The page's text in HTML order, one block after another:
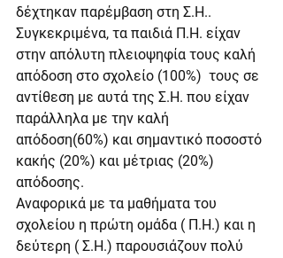
δέχτηκαν παρέμβαση στη Σ.Η..
Συγκεκριμένα, τα παιδιά Π.Η. είχαν
στην απόλυτη πλειοψηφία τους καλή
απόδοση στο σχολείο (100%)  τους σε
αντίθεση με αυτά της Σ.Η. που είχαν
παράλληλα με την καλή
απόδοση(60%) και σημαντικό ποσοστό
κακής (20%) και μέτριας (20%)
απόδοσης.
Αναφορικά με τα μαθήματα του
σχολείου η πρώτη ομάδα ( Π.Η.) και η
δεύτερη ( Σ.Η.) παρουσιάζουν πολύ